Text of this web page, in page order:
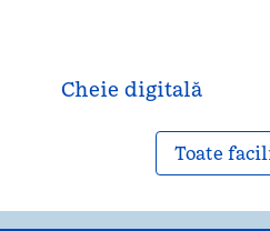
Cheie digitală
Toate